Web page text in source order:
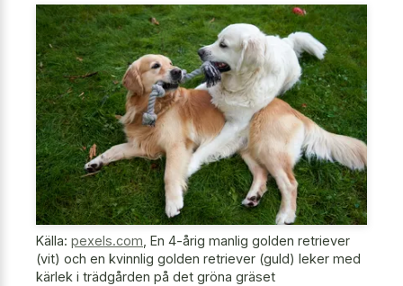
Källa: pexels.com En 4-årig manlig golden retriever
(vit) och en kvinnlig golden retriever (guld) leker med
kärlek i trädgården på det gröna gräset